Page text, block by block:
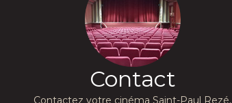
Contact
Contactez votre cinéma Saint-Paul Rezé,